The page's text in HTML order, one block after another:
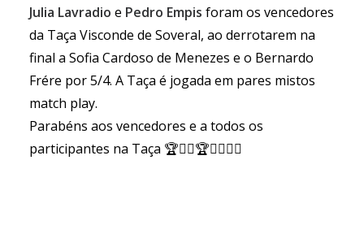
Julia Lavradio e Pedro Empis foram os vencedores
da Taça Visconde de Soveral, ao derrotarem na
final a Sofia Cardoso de Menezes e o Bernardo
Frére por 5/4. A Taça é jogada em pares mistos
match play.
Parabéns aos vencedores e a todos os
participantes na Taça 🏆🏌️‍♀️🏆🏌️‍♂️👏👏